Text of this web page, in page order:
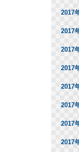
2017
2017
2017
2017
2017
2017
2017
2017